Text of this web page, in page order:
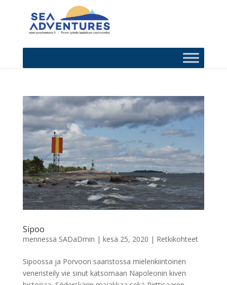
Sipoo
mennessä SADaDmin | kesä 25, 2020 | Retkikohteet
Sipoossa ja Porvoon saaristossa mielenkiintoinen
veneristeily vie sinut katsomaan Napoleonin kiven